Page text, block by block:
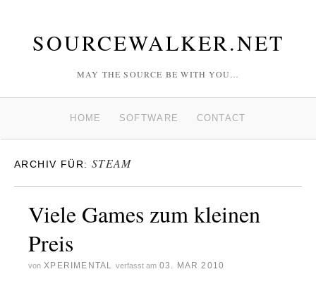
SOURCEWALKER.NET
MAY THE SOURCE BE WITH YOU…
HOME SOFTWARE CONTACT
ARCHIV FÜR: STEAM
Viele Games zum kleinen
Preis
von XPERIMENTAL verfasst am 03. MAR 2010